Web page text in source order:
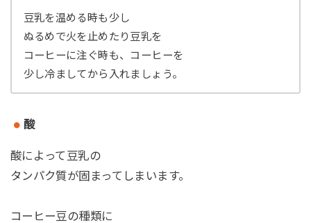
豆乳を温める時も少し
ぬるめで火を止めたり豆乳を
コーヒーに注ぐ時も、コーヒーを
少し冷ましてから入れましょう。
酸
酸によって豆乳の
タンパク質が固まってしまいます。
コーヒー豆の種類に